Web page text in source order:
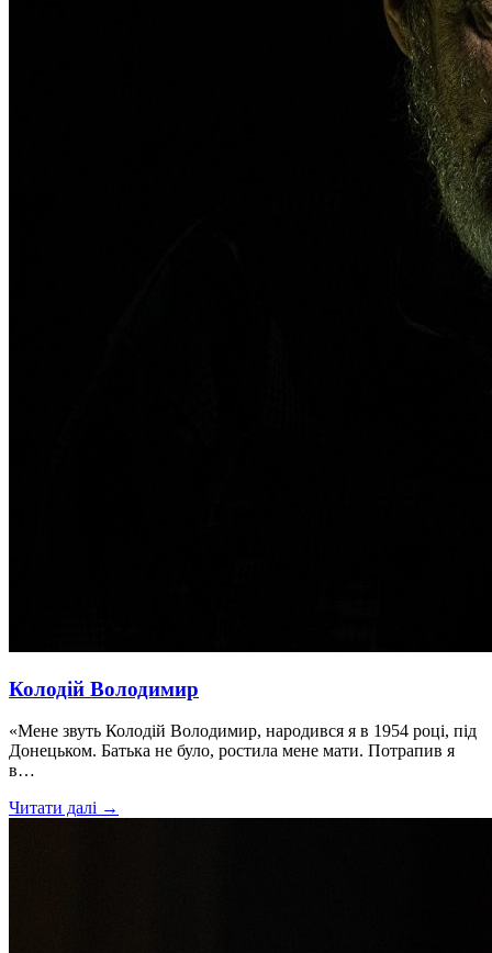
Колодій Володимир
«Мене звуть Колодій Володимир, народився я в 1954 році, під
Донецьком. Батька не було, ростила мене мати. Потрапив я
в…
Читати далі →